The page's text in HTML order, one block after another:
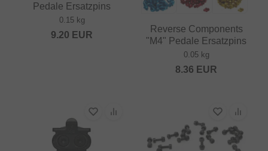
Pedale Ersatzpins
0.15 kg
9.20 EUR
Reverse Components
"M4" Pedale Ersatzpins
0.05 kg
8.36 EUR